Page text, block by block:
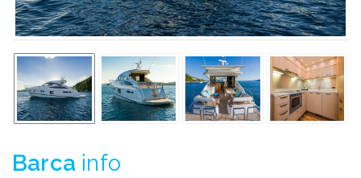
Barca info